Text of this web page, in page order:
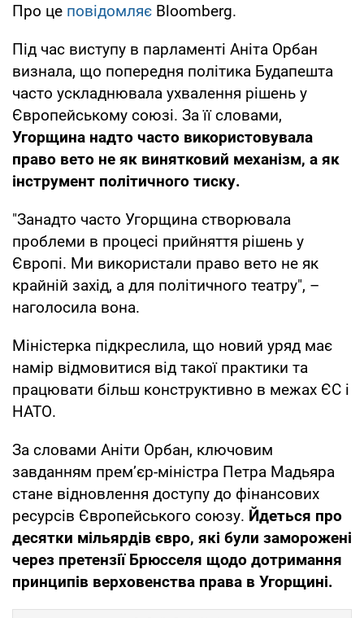
Про це повідомляє Вloomberg.
Під час виступу в парламенті Аніта Орбан
визнала, що попередня політика Будапешта
часто ускладнювала ухвалення рішень у
Європейському союзі. За її словами,
Угорщина надто часто використовувала
право вето не як винятковий механізм, а як
інструмент політичного тиску.
"Занадто часто Угорщина створювала
проблеми в процесі прийняття рішень у
Європі. Ми використали право вето не як
крайній захід, а для політичного театру", –
наголосила вона.
Міністерка підкреслила, що новий уряд має
намір відмовитися від такої практики та
працювати більш конструктивно в межах ЄС і
НАТО.
За словами Аніти Орбан, ключовим
завданням прем’єр-міністра Петра Мадьяра
стане відновлення доступу до фінансових
ресурсів Європейського союзу. Йдеться про
десятки мільярдів євро, які були заморожені
через претензії Брюсселя щодо дотримання
принципів верховенства права в Угорщині.